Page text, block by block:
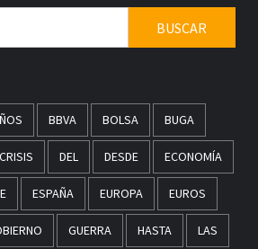
BBVA BOLSA BUGA
CRISIS DEL DESDE ECONOMÍA
ESPAÑA EUROPA EUROS
GUERRA HASTA LAS